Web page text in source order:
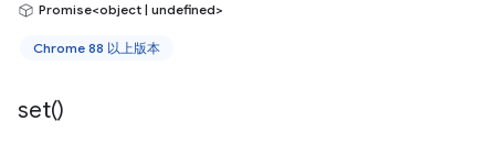
Promise<object | undefined>
Chrome 88 以上版本
set()